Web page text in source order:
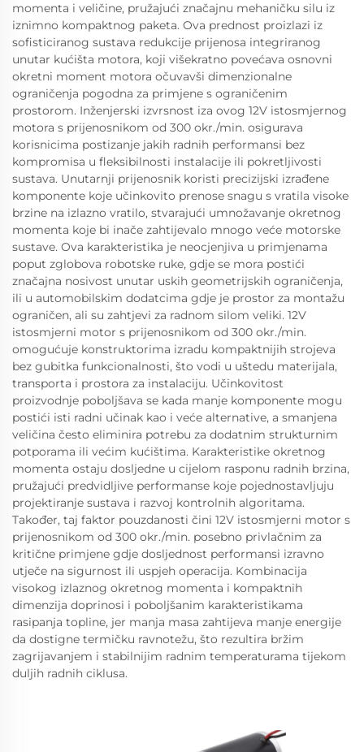
momenta i veličine, pružajući značajnu mehaničku silu iz
iznimno kompaktnog paketa. Ova prednost proizlazi iz
sofisticiranog sustava redukcije prijenosa integriranog
unutar kućišta motora, koji višekratno povećava osnovni
okretni moment motora očuvavši dimenzionalne
ograničenja pogodna za primjene s ograničenim
prostorom. Inženjerski izvrsnost iza ovog 12V istosmjernog
motora s prijenosnikom od 300 okr./min. osigurava
korisnicima postizanje jakih radnih performansi bez
kompromisa u fleksibilnosti instalacije ili pokretljivosti
sustava. Unutarnji prijenosnik koristi precizijski izrađene
komponente koje učinkovito prenose snagu s vratila visoke
brzine na izlazno vratilo, stvarajući umnožavanje okretnog
momenta koje bi inače zahtijevalo mnogo veće motorske
sustave. Ova karakteristika je neocjenjiva u primjenama
poput zglobova robotske ruke, gdje se mora postići
značajna nosivost unutar uskih geometrijskih ograničenja,
ili u automobilskim dodatcima gdje je prostor za montažu
ograničen, ali su zahtjevi za radnom silom veliki. 12V
istosmjerni motor s prijenosnikom od 300 okr./min.
omogućuje konstruktorima izradu kompaktnijih strojeva
bez gubitka funkcionalnosti, što vodi u uštedu materijala,
transporta i prostora za instalaciju. Učinkovitost
proizvodnje poboljšava se kada manje komponente mogu
postići isti radni učinak kao i veće alternative, a smanjena
veličina često eliminira potrebu za dodatnim strukturnim
potporama ili većim kućištima. Karakteristike okretnog
momenta ostaju dosljedne u cijelom rasponu radnih brzina,
pružajući predvidljive performanse koje pojednostavljuju
projektiranje sustava i razvoj kontrolnih algoritama.
Također, taj faktor pouzdanosti čini 12V istosmjerni motor s
prijenosnikom od 300 okr./min. posebno privlačnim za
kritične primjene gdje dosljednost performansi izravno
utječe na sigurnost ili uspjeh operacija. Kombinacija
visokog izlaznog okretnog momenta i kompaktnih
dimenzija doprinosi i poboljšanim karakteristikama
rasipanja topline, jer manja masa zahtijeva manje energije
da dostigne termičku ravnotežu, što rezultira bržim
zagrijavanjem i stabilnijim radnim temperaturama tijekom
duljih radnih ciklusa.